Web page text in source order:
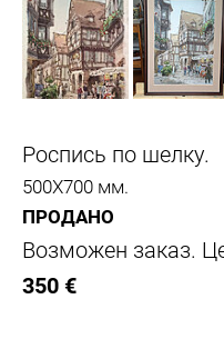
Роспись по шелку.
500Х700 мм.
ПРОДАНО
Возможен заказ.
350 €